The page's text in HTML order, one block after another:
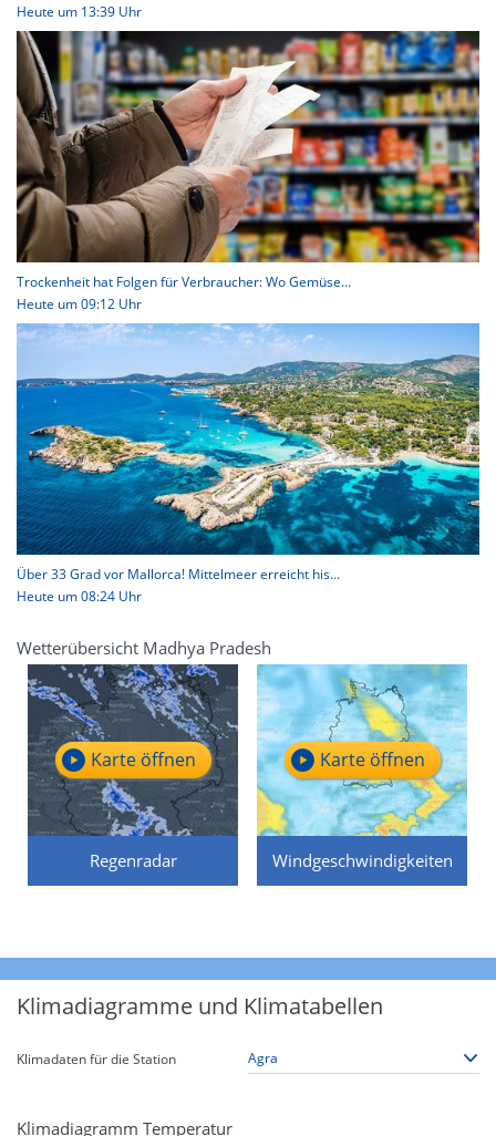
Heute um 13:39 Uhr
Trockenheit hat Folgen für Verbraucher: Wo Gemüse...
Heute um 09:12 Uhr
Über 33 Grad vor Mallorca! Mittelmeer erreicht his...
Heute um 08:24 Uhr
Wetterübersicht Madhya Pradesh
Regenradar
Karte öffnen
Windgeschwindigkeiten
Karte öffnen
Klimadiagramme und Klimatabellen
Klimadaten für die Station
Klimadiagramm Temperatur